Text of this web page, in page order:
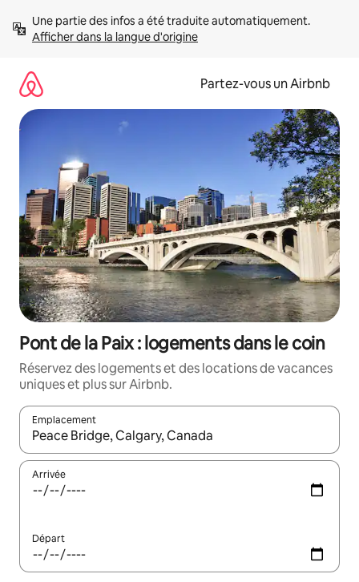
directement
Afficher dans la langue d'origine
Partez-vous un Airbnb
Pont de la Paix : logements dans le coin
Réservez des logements et des locations de vacances
uniques et plus sur Airbnb.
Emplacement
Quand les résultats sont affichés, parcourez-les en utilisant
Arrivée
Départ